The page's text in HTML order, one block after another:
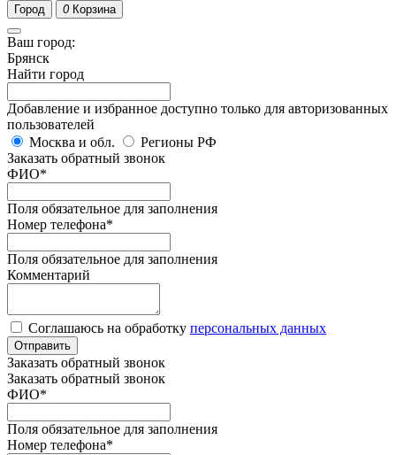
Город 0 Корзина
Ваш город:
Брянск
Найти город
Добавление и избранное доступно только для авторизованных
пользователей
Москва и обл.
Регионы РФ
Заказать обратный звонок
ФИО*
Поля обязательное для заполнения
Номер телефона*
Поля обязательное для заполнения
Комментарий
Соглашаюсь на обработку персональных данных
Отправить
Заказать обратный звонок
Заказать обратный звонок
ФИО*
Поля обязательное для заполнения
Номер телефона*